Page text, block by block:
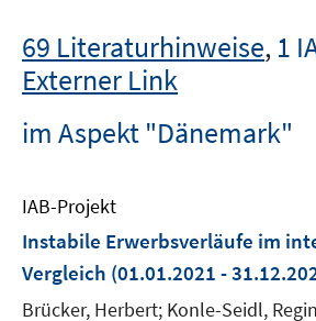
69 Literaturhinweise, 1
Externer Link
im Aspekt "Dänemark"
IAB-Projekt
Instabile Erwerbsverläufe im
Vergleich (01.01.2021 -
Brücker, Herbert; Konle-Seidl,